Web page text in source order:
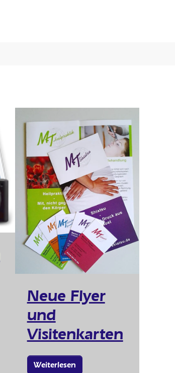
Neue Flyer
und
Visitenkarten
Weiterlesen